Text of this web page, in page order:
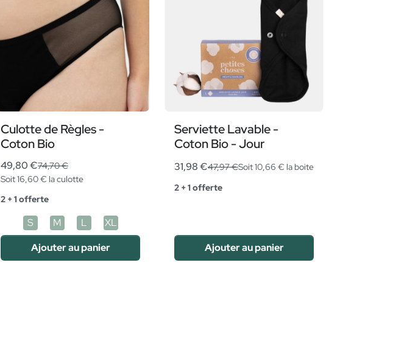
Culotte de Règles -
Coton Bio
49,80 €74,70 €
Soit 16,60 € la culotte
2 + 1 offerte
S M L
XL
Ajouter au panier
Serviette Lavable -
Coton Bio - Jour
31,98 €47,97 €Soit 10,66 € la boite
2 + 1 offerte
Ajouter au panier